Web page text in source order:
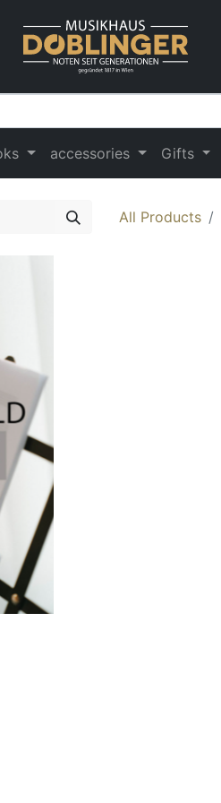
accessories Gifts
All Products